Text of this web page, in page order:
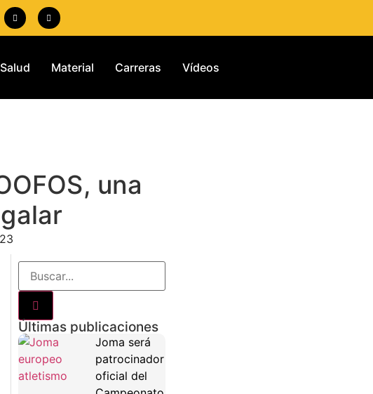
Salud Material Carreras Vídeos
una
Últimas publicaciones
Joma será
patrocinador
oficial del